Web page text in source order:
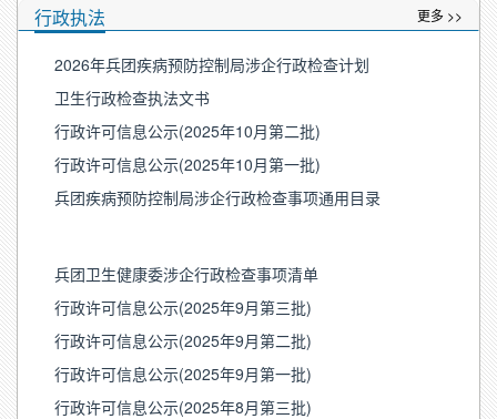
行政执法 更多 >>
2026年兵团疾病预防控制局涉企行政检查计划
卫生行政检查执法文书
行政许可信息公示(2025年10月第二批)
行政许可信息公示(2025年10月第一批)
兵团疾病预防控制局涉企行政检查事项通用目录
兵团卫生健康委涉企行政检查事项清单
行政许可信息公示(2025年9月第三批)
行政许可信息公示(2025年9月第二批)
行政许可信息公示(2025年9月第一批)
行政许可信息公示(2025年8月第三批)